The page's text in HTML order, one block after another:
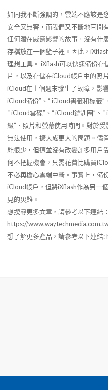
如同我不斷強調的，雲端不應該是
安全又無害，而我們又不斷地耳聞
任何潛在威脅影響的故事，沒有什
存檔放在一個籃子裡。因此，
理想工具。 iXflash可以快速備份存
片，以及存儲在iCloud帳戶中的照
iCloud在上個週末發生了故障，影
iCloud備份”、“ iCloud書籤和標籤”
“ iCloud雲碟”、“ iCloud鑰匙圈”、
級”、照片和螢幕使用時間。對於
無法使用，擴大成更大的問題。儘
能很少，但這並沒有改變許多用戶
何不把握機會，只需花費比購買
不必再擔心雲端中斷。事實上，備
iCloud帳戶，但將iXflash作為另一
見的災難。
想搜尋更多文章，請參考以下連結：
https://
想了解更多產品，請參考以下連